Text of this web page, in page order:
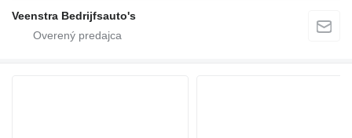
Veenstra Bedrijfsauto's